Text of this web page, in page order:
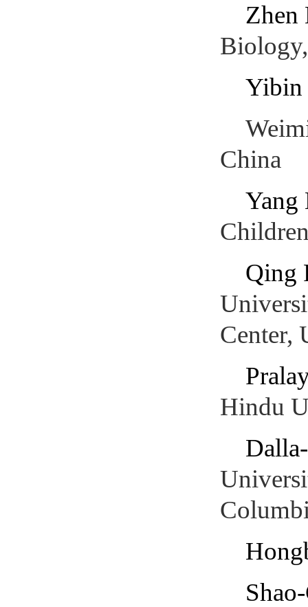
Zhen
Yibin
China
Yang
Qing
Center,
Hindu